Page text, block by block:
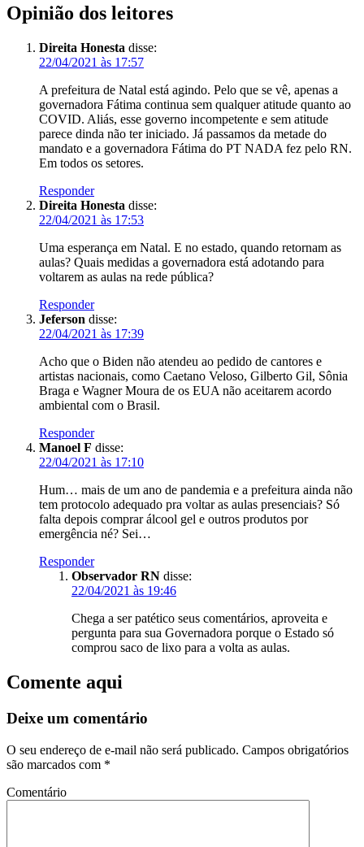
Opinião dos leitores
Direita Honesta disse:
22/04/2021 às 17:57
A prefeitura de Natal está agindo. Pelo que se vê, apenas a
governadora Fátima continua sem qualquer atitude quanto ao
COVID. Aliás, esse governo incompetente e sem atitude
parece dinda não ter iniciado. Já passamos da metade do
mandato e a governadora Fátima do PT NADA fez pelo RN.
Em todos os setores.
Responder
Direita Honesta disse:
22/04/2021 às 17:53
Uma esperança em Natal. E no estado, quando retornam as
aulas? Quais medidas a governadora está adotando para
voltarem as aulas na rede pública?
Responder
Jeferson disse:
22/04/2021 às 17:39
Acho que o Biden não atendeu ao pedido de cantores e
artistas nacionais, como Caetano Veloso, Gilberto Gil, Sônia
Braga e Wagner Moura de os EUA não aceitarem acordo
ambiental com o Brasil.
Responder
Manoel F disse:
22/04/2021 às 17:10
Hum… mais de um ano de pandemia e a prefeitura ainda não
tem protocolo adequado pra voltar as aulas presenciais? Só
falta depois comprar álcool gel e outros produtos por
emergência né? Sei…
Responder
Observador RN disse:
22/04/2021 às 19:46
Chega a ser patético seus comentários, aproveita e
pergunta para sua Governadora porque o Estado só
comprou saco de lixo para a volta as aulas.
Comente aqui
Deixe um comentário
O seu endereço de e-mail não será publicado. Campos obrigatórios
são marcados com *
Comentário